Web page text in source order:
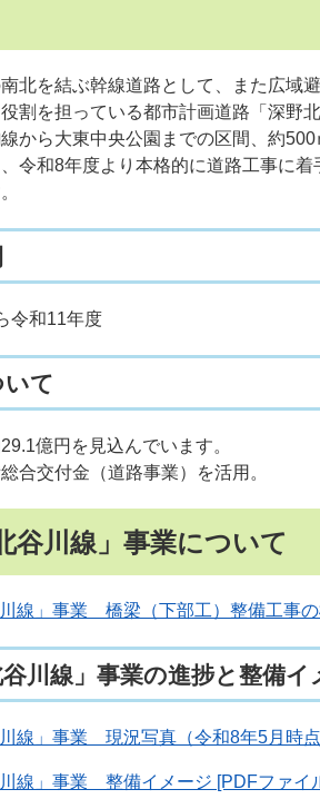
北を結ぶ幹線道路として、また広域
割を担っている都市計画道路「深野
から大東中央公園までの区間、約
令和8年度より本格的に道路工事に
令和11年度
て
億円を見込んでいます。
合交付金（道路事業）を活用。
谷川線」事業について
川線」事業 橋梁（下部工）整備工事
谷川線」事業の進捗と整備
川線」事業 現況写真（令和8年5月時
川線」事業 整備イメージ [PDFファイ